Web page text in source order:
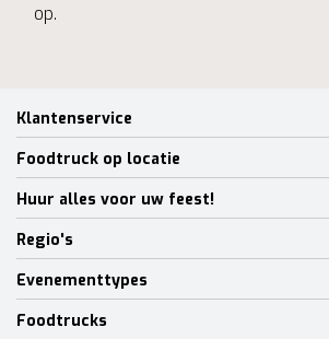
op.
Klantenservice
Foodtruck op locatie
Huur alles voor uw feest!
Regio's
Evenementtypes
Foodtrucks